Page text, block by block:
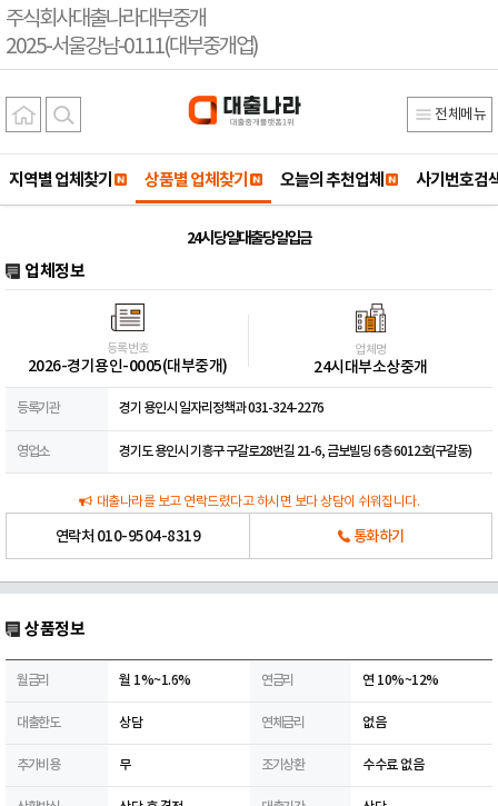
주식회사대출나라대부중개
2025-서울강남-0111(대부중개업)
전체메뉴
지역별 업체찾기 상품별 업체찾기 오늘의 추천업체 사기번호검
24시 당일대출당일입금
업체정보
등록번호
2026-경기용인-0005(대부중개)
업체명
24시대부소상중개
등록기관 경기 용인시 일자리정책과 031-324-2276
영업소 경기도 용인시 기흥구 구갈로28번길 21-6, 금보빌딩 6층 6012호(구갈동)
대출나라를 보고 연락드렸다고 하시면 보다 상담이 쉬워집니다.
연락처 010-9504-8319 통화하기
상품정보
월금리 월 1%~1.6% 연금리 연 10%~12%
대출한도 상담 연체금리 없음
추가비용 무 조기상환 수수료 없음